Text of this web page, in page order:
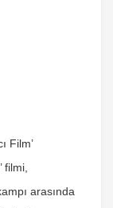
Film’
filmi,
arasında